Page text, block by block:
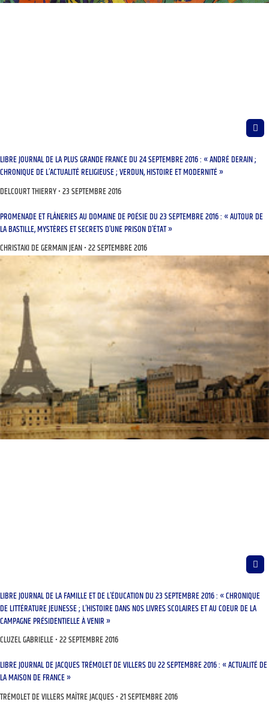
LIBRE JOURNAL DE LA PLUS GRANDE FRANCE DU 24 SEPTEMBRE 2016 : « ANDRÉ DERAIN ;
CHRONIQUE DE L’ACTUALITÉ RELIGIEUSE ; VERDUN, HISTOIRE ET MODERNITÉ »
DELCOURT THIERRY 23 SEPTEMBRE 2016
PROMENADE ET FLÂNERIES AU DOMAINE DE POÉSIE DU 23 SEPTEMBRE 2016 : « AUTOUR DE
LA BASTILLE, MYSTÈRES ET SECRETS D’UNE PRISON D’ÉTAT »
CHRISTAKI DE GERMAIN JEAN 22 SEPTEMBRE 2016
LIBRE JOURNAL DE LA FAMILLE ET DE L’ÉDUCATION DU 23 SEPTEMBRE 2016 : « CHRONIQUE
DE LITTÉRATURE JEUNESSE ; L’HISTOIRE DANS NOS LIVRES SCOLAIRES ET AU COEUR DE LA
CAMPAGNE PRÉSIDENTIELLE À VENIR »
CLUZEL GABRIELLE 22 SEPTEMBRE 2016
LIBRE JOURNAL DE JACQUES TRÉMOLET DE VILLERS DU 22 SEPTEMBRE 2016 : « ACTUALITÉ DE
LA MAISON DE FRANCE »
TRÉMOLET DE VILLERS MAÎTRE JACQUES 21 SEPTEMBRE 2016